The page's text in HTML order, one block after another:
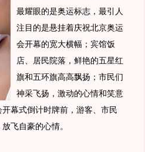
最耀眼的是奥运标志，最引人
注目的是悬挂着庆祝北京奥运
会开幕的宽大横幅；宾馆饭
店、居民院落，鲜艳的五星红
旗和五环旗高高飘扬；市民们
神采飞扬，激动的心情和笑意
幕式倒计时牌前，游客、市民
飞自豪的心情。